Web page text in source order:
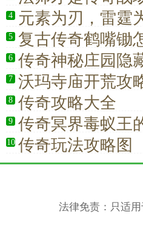
4 元素为刃，雷
5 复古传奇鹤嘴锄
6 传奇神秘庄园隐
7 沃玛寺庙开荒攻
8 传奇攻略大全
9 传奇冥界毒蚁王
10 传奇玩法攻略图
法律免责：只适